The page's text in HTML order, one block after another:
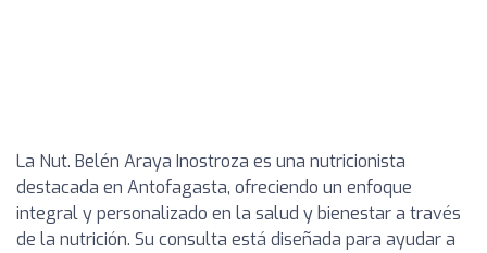
La Nut. Belén Araya Inostroza es una nutricionista
destacada en Antofagasta, ofreciendo un enfoque
integral y personalizado en la salud y bienestar a través
de la nutrición. Su consulta está diseñada para ayudar a